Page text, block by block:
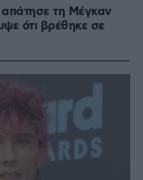
τη Μέγκαν
ότι βρέθηκε σε